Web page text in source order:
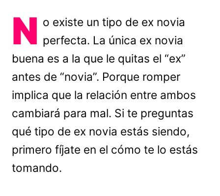
N o existe un tipo de ex novia
perfecta. La única ex novia
buena es a la que le quitas el “ex”
antes de “novia”. Porque romper
implica que la relación entre ambos
cambiará para mal. Si te preguntas
qué tipo de ex novia estás siendo,
primero fíjate en el cómo te lo estás
tomando.